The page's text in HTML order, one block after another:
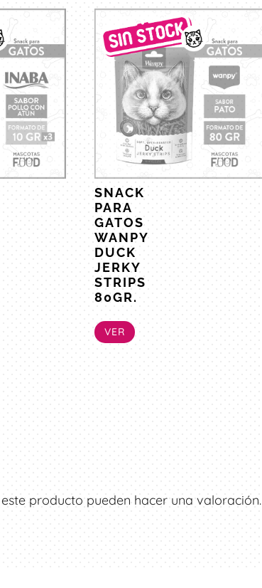
SNACK
PARA
GATOS
WANPY
DUCK
JERKY
STRIPS
80GR.
VER
producto pueden hacer una valoración.